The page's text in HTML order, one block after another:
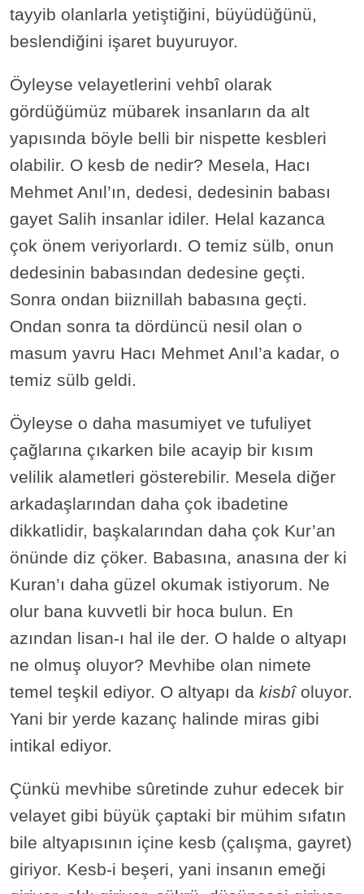
tayyib olanlarla yetiştiğini, büyüdüğünü,
beslendiğini işaret buyuruyor.
Öyleyse velayetlerini vehbî olarak
gördüğümüz mübarek insanların da alt
yapısında böyle belli bir nispette kesbleri
olabilir. O kesb de nedir? Mesela, Hacı
Mehmet Anıl’ın, dedesi, dedesinin babası
gayet Salih insanlar idiler. Helal kazanca
çok önem veriyorlardı. O temiz sülb, onun
dedesinin babasından dedesine geçti.
Sonra ondan biiznillah babasına geçti.
Ondan sonra ta dördüncü nesil olan o
masum yavru Hacı Mehmet Anıl’a kadar, o
temiz sülb geldi.
Öyleyse o daha masumiyet ve tufuliyet
çağlarına çıkarken bile acayip bir kısım
velilik alametleri gösterebilir. Mesela diğer
arkadaşlarından daha çok ibadetine
dikkatlidir, başkalarından daha çok Kur’an
önünde diz çöker. Babasına, anasına der ki
Kuran’ı daha güzel okumak istiyorum. Ne
olur bana kuvvetli bir hoca bulun. En
azından lisan-ı hal ile der. O halde o altyapı
ne olmuş oluyor? Mevhibe olan nimete
temel teşkil ediyor. O altyapı da kisbîoluyor.
Yani bir yerde kazanç halinde miras gibi
intikal ediyor.
Çünkü mevhibe sûretinde zuhur edecek bir
velayet gibi büyük çaptaki bir mühim sıfatın
bile altyapısının içine kesb (çalışma, gayret)
giriyor. Kesb-i beşeri, yani insanın emeği